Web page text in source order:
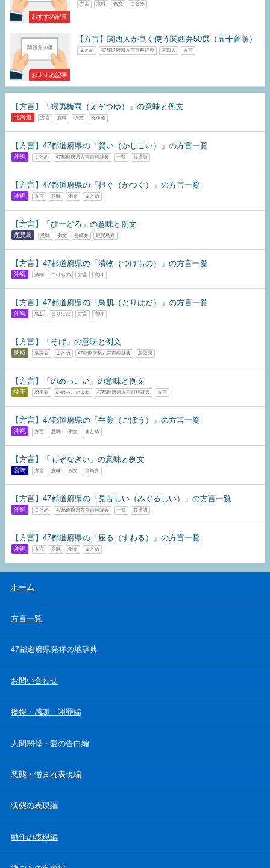
おすすめ記事
方言 意味 例文 まとめ
おすすめ記事
【方言】関西人が良く使う関西弁50選（五十音順）
まとめ 47都道府県方言百科辞典 関西人 方言
【方言】「蝦夷梅雨（えぞつゆ）」の意味と例文
北海道 方言 意味 例文 北海道
【方言】47都道府県の「賢い（かしこい）」の方言一覧
沖縄 まとめ 47都道府県方言百科辞典 一覧 共通語
【方言】47都道府県の「担ぐ（かつぐ）」の方言一覧
沖縄 方言 意味 例文 まとめ
【方言】「びーどろ」の意味と例文
鹿児島 意味 例文 長崎弁 鹿児島弁
【方言】47都道府県の「漬物（つけもの）」の方言一覧
沖縄 漬物 つけもの 方言 意味
【方言】47都道府県の「鳥肌（とりはだ）」の方言一覧
沖縄 鳥肌 とりはだ 方言 意味
【方言】「そげ」の意味と例文
鳥取 鳥取弁 まとめ 47都道府県方言百科辞典 鳥取県
【方言】「のめっこい」の意味と例文
埼玉 埼玉弁 のめっこいよね 47都道府県方言百科辞典 方言
【方言】47都道府県の「牛蒡（ごぼう）」の方言一覧
沖縄 方言 意味 例文 まとめ
【方言】「もぞなぎい」の意味と例文
宮崎 方言 意味 例文 宮崎弁
【方言】47都道府県の「見苦しい（みぐるしい）」の方言一覧
沖縄 まとめ 47都道府県方言百科辞典 一覧 共通語
【方言】47都道府県の「座る（すわる）」の方言一覧
沖縄 方言 意味 例文 まとめ
ホーム
方言一覧
47都道府県発祥の地辞典
お問い合わせ
挨拶・感謝・謝罪編
人間関係・愛の告白編
悪態・憎まれ表現編
状態の表現編
動作の表現編